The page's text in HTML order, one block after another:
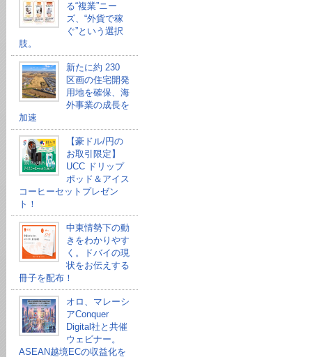
る“複業”ニー
ズ、“外貨で稼
ぐ”という選択
肢。
新たに約 230
区画の住宅開発
用地を確保、海
外事業の成長を
加速
【豪ドル/円の
お取引限定】
UCC ドリップ
ポッド＆アイス
コーヒーセットプレゼン
ト！
中東情勢下の動
きをわかりやす
く。ドバイの現
状をお伝えする
冊子を配布！
オロ、マレーシ
アConquer
Digital社と共催
ウェビナー。
ASEAN越境ECの収益化を